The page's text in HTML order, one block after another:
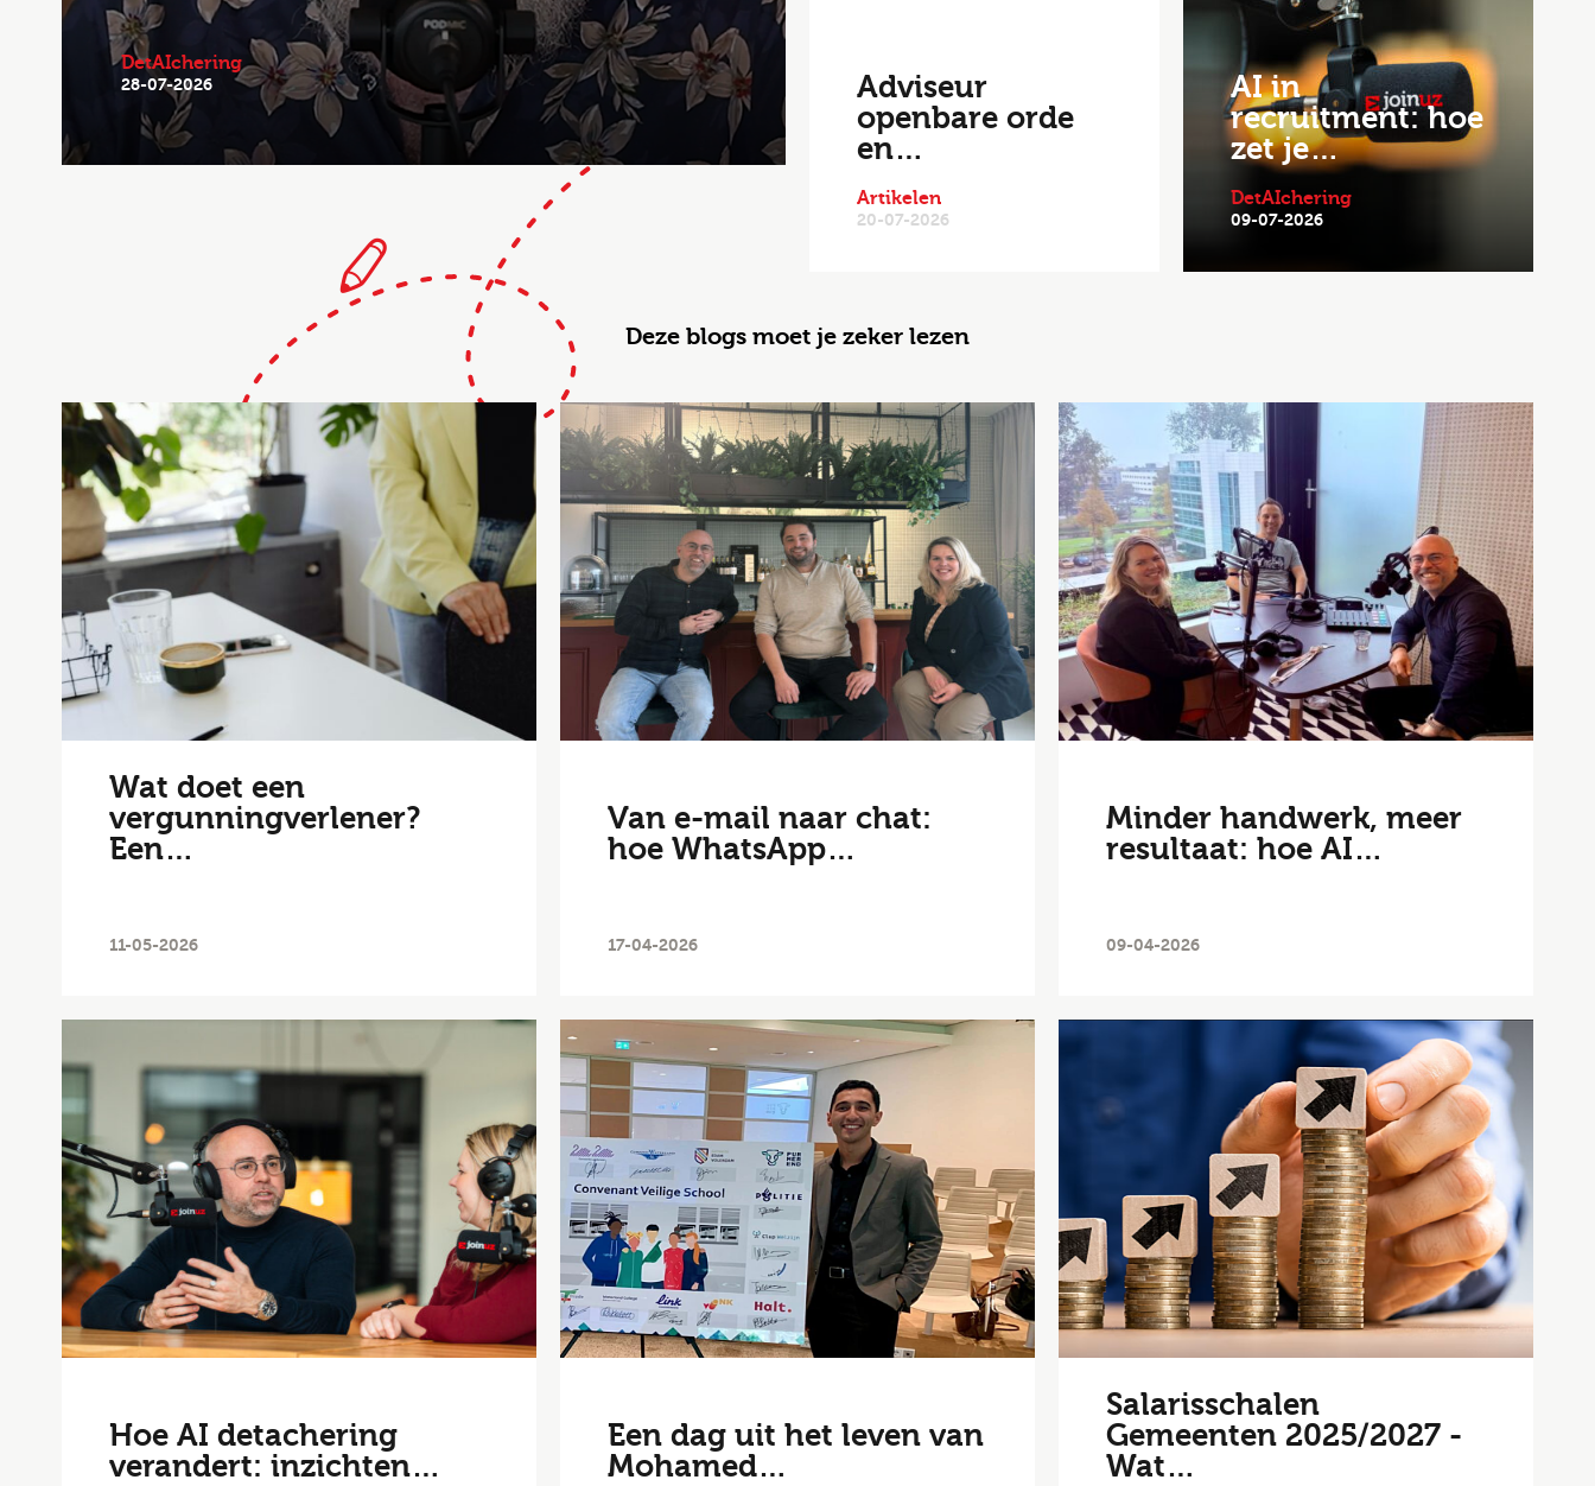
DetAIchering
28-07-2026
Adviseur
openbare orde
en…
Artikelen
20-07-2026
AI in
recruitment: hoe
zet je…
DetAIchering
09-07-2026
Deze blogs moet je zeker lezen
Wat doet een
vergunningverlener?
Een…
11-05-2026
Van e-mail naar chat:
hoe WhatsApp…
17-04-2026
Minder handwerk, meer
resultaat: hoe AI…
09-04-2026
Hoe AI detachering
verandert: inzichten…
Een dag uit het leven van
Mohamed…
Salarisschalen
Gemeenten 2025/2027 -
Wat…
Altijd als 1e op de hoogte van de
alert aanmaakt!
Postcode
Bezorgopties